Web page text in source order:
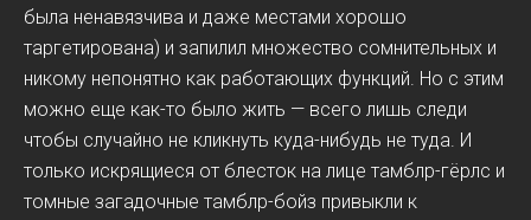
была ненавязчива и даже местами хорошо
таргетирована) и запилил множество сомнительных и
никому непонятно как работающих функций. Но с этим
можно еще как-то было жить — всего лишь следи
чтобы случайно не кликнуть куда-нибудь не туда. И
только искрящиеся от блесток на лице тамблр-гёрлс и
томные загадочные тамблр-бойз привыкли к